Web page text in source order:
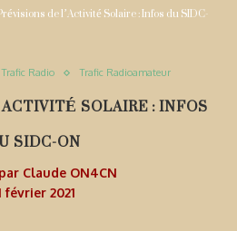
de l’Activité Solaire : Infos du SIDC-
Trafic Radio Trafic Radioamateur
SOLAIRE : INFOS
SIDC-ON
Claude ON4CN
février 2021